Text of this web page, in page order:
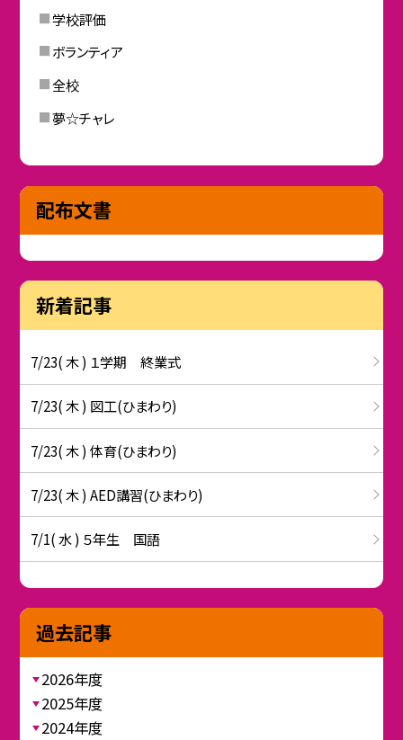
学校評価
ボランティア
全校
夢☆チャレ
配布文書
新着記事
7/23( 木 ) １学期 終業式
7/23( 木 ) 図工(ひまわり)
7/23( 木 ) 体育(ひまわり)
7/23( 木 ) AED講習(ひまわり)
7/1( 水 ) ５年生 国語
過去記事
2026年度
2025年度
2024年度